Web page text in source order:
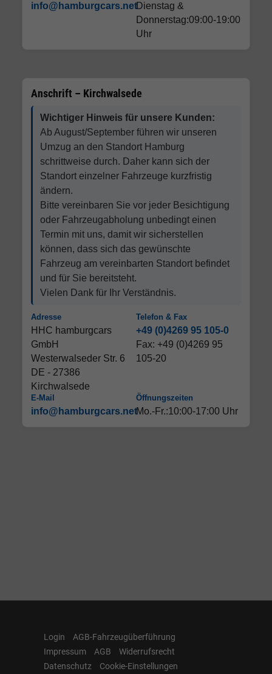
info@hamburgcars.netDienstag &
Donnerstag:09:00-19:00
Uhr
Anschrift – Kirchwalsede
Wichtiger Hinweis für unsere Kunden:
Ab August/September führen wir unseren
Umzug an den Standort Hamburg
schrittweise durch. Daher kann sich der
Standort einzelner Fahrzeuge kurzfristig
ändern.
Bitte vereinbaren Sie vor jeder Besichtigung
oder Fahrzeugabholung unbedingt einen
Termin mit uns, damit wir sicherstellen
können, dass sich das gewünschte
Fahrzeug am vereinbarten Standort befindet
und für Sie bereitsteht.
Vielen Dank für Ihr Verständnis.
Adresse
HHC hamburgcars
GmbH
Westerwalseder Str. 6
DE - 27386
Kirchwalsede
Telefon & Fax
+49 (0)4269 95 105-0
Fax: +49 (0)4269 95
105-20
E-Mail
info@hamburgcars.net
Öffnungszeiten
Mo.-Fr.:10:00-17:00 Uhr
Login
AGB-Fahrzeugüberführung
Impressum
AGB
Widerrufsrecht
Datenschutz
Cookie-Einstellungen